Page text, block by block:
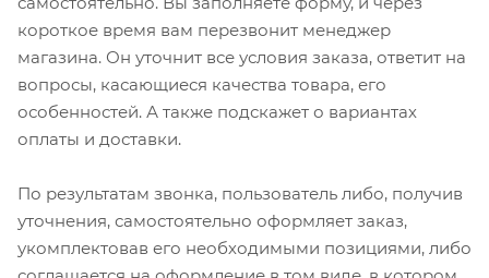
короткое время вам перезвонит менеджер
магазина. Он уточнит все условия заказа, ответит на
вопросы, касающиеся качества товара, его
особенностей. А также подскажет о вариантах
оплаты и доставки.
По результатам звонка, пользователь либо, получив
уточнения, самостоятельно оформляет заказ,
укомплектовав его необходимыми позициями, либо